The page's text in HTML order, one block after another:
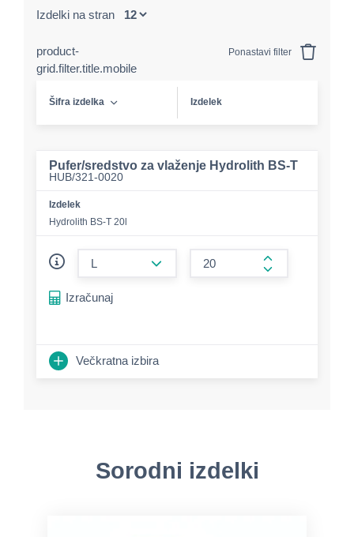
Izdelki na stran
product-
grid.filter.title.mobile
Ponastavi filter
Šifra izdelka Izdelek
Pufer/sredstvo za vlaženje Hydrolith BS-T
HUB/321-0020
Izdelek
Hydrolith BS-T 20l
form.increase-
Izračunaj
Večkratna izbira
Sorodni izdelki